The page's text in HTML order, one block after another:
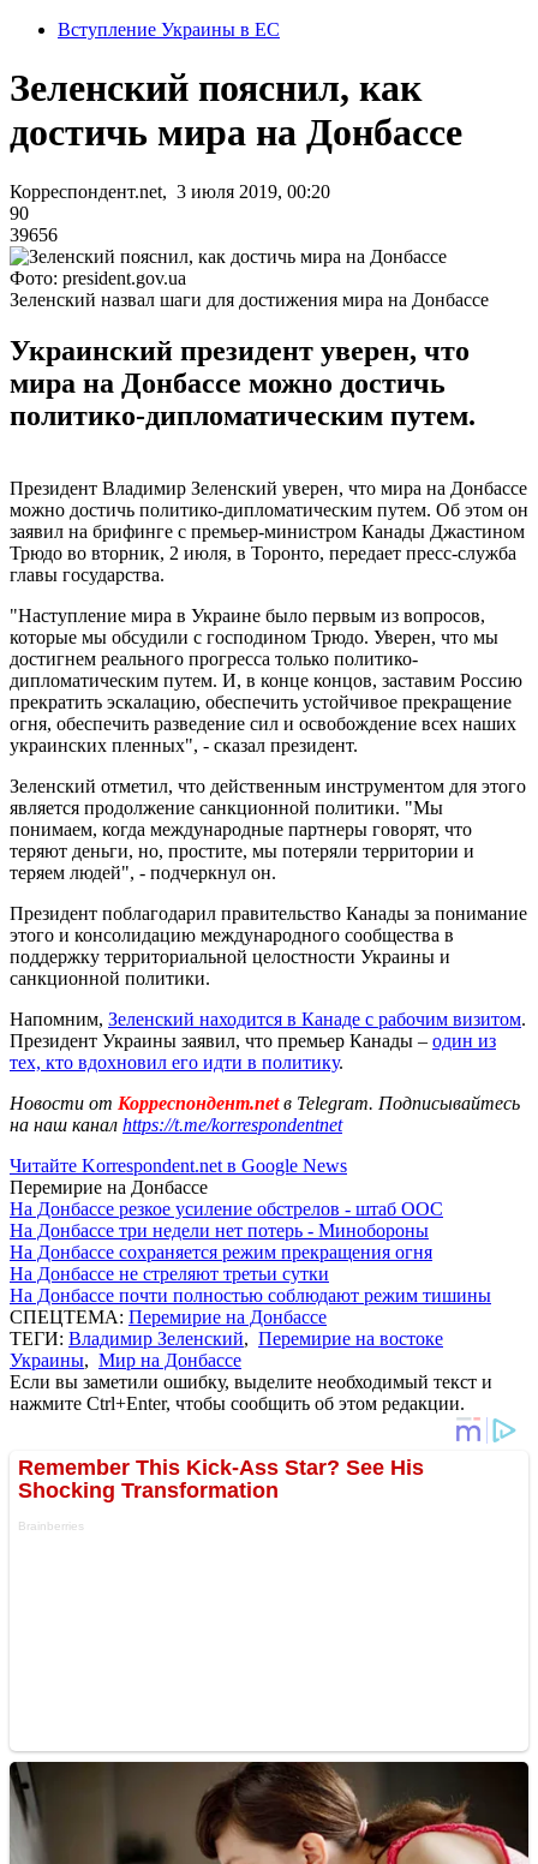
Вступление Украины в ЕС
Зеленский пояснил, как
достичь мира на Донбассе
Корреспондент.net, 3 июля 2019, 00:20
90
39656
Фото: president.gov.ua
Зеленский назвал шаги для достижения мира на Донбассе
Украинский президент уверен, что
мира на Донбассе можно достичь
политико-дипломатическим путем.
Президент Владимир Зеленский уверен, что мира на Донбассе
можно достичь политико-дипломатическим путем. Об этом он
заявил на брифинге с премьер-министром Канады Джастином
Трюдо во вторник, 2 июля, в Торонто, передает пресс-служба
главы государства.
"Наступление мира в Украине было первым из вопросов,
которые мы обсудили с господином Трюдо. Уверен, что мы
достигнем реального прогресса только политико-
дипломатическим путем. И, в конце концов, заставим Россию
прекратить эскалацию, обеспечить устойчивое прекращение
огня, обеспечить разведение сил и освобождение всех наших
украинских пленных", - сказал президент.
Зеленский отметил, что действенным инструментом для этого
является продолжение санкционной политики. "Мы
понимаем, когда международные партнеры говорят, что
теряют деньги, но, простите, мы потеряли территории и
теряем людей", - подчеркнул он.
Президент поблагодарил правительство Канады за понимание
этого и консолидацию международного сообщества в
поддержку территориальной целостности Украины и
санкционной политики.
Напомним, Зеленский находится в Канаде с рабочим визитом.
Президент Украины заявил, что премьер Канады – один из
тех, кто вдохновил его идти в политику.
Новости от Корреспондент.netв Telegram. Подписывайтесь
на наш канал https://t.me/korrespondentnet
Читайте Korrespondent.net в Google News
Перемирие на Донбассе
На Донбассе резкое усиление обстрелов - штаб ООС
На Донбассе три недели нет потерь - Минобороны
На Донбассе сохраняется режим прекращения огня
На Донбассе не стреляют третьи сутки
На Донбассе почти полностью соблюдают режим тишины
СПЕЦТЕМА: Перемирие на Донбассе
ТЕГИ: Владимир Зеленский, Перемирие на востоке
Украины, Мир на Донбассе
Если вы заметили ошибку, выделите необходимый текст и
нажмите Ctrl+Enter, чтобы сообщить об этом редакции.